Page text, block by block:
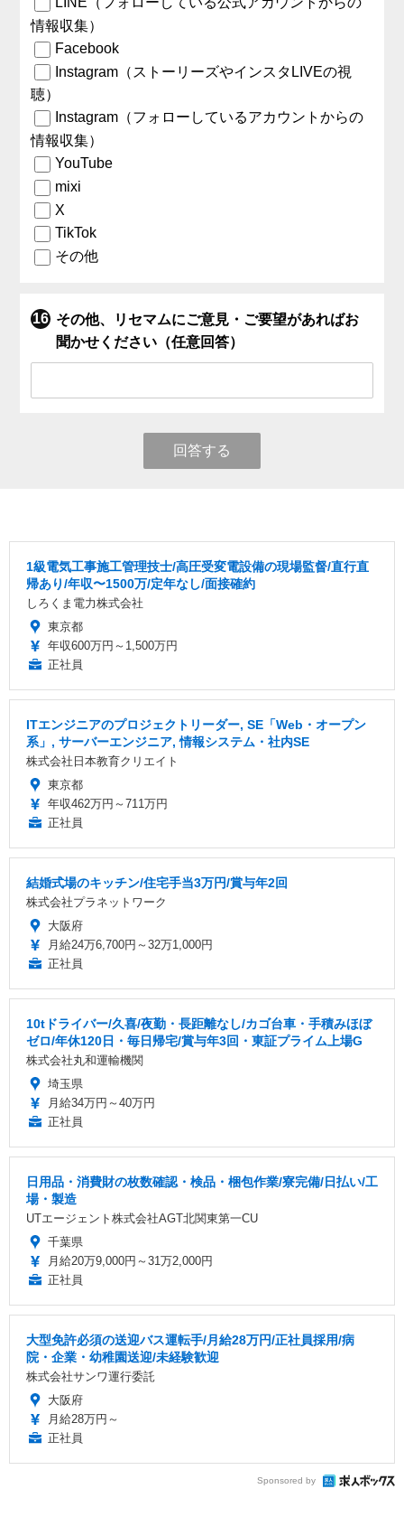
情報収集）
Facebook
Instagram（ストーリーズやインスタLIVEの視
聴）
Instagram（フォローしているアカウントからの
情報収集）
YouTube
mixi
X
TikTok
その他
その他、リセマムにご意見・ご要望があればお
聞かせください（任意回答）
回答する
1級電気工事施工管理技士/高圧受変電設備の現場監督/直行直
帰あり/年収〜1500万/定年なし/面接確約
しろくま電力株式会社
東京都
年収600万円～1,500万円
正社員
ITエンジニアのプロジェクトリーダー, SE「Web・オープン
系」, サーバーエンジニア, 情報システム・社内SE
株式会社日本教育クリエイト
東京都
年収462万円～711万円
正社員
結婚式場のキッチン/住宅手当3万円/賞与年2回
株式会社プラネットワーク
大阪府
月給24万6,700円～32万1,000円
正社員
10tドライバー/久喜/夜勤・長距離なし/カゴ台車・手積みほぼ
ゼロ/年休120日・毎日帰宅/賞与年3回・東証プライム上場G
株式会社丸和運輸機関
埼玉県
月給34万円～40万円
正社員
日用品・消費財の枚数確認・検品・梱包作業/寮完備/日払い/工
場・製造
UTエージェント株式会社AGT北関東第一CU
千葉県
月給20万9,000円～31万2,000円
正社員
大型免許必須の送迎バス運転手/月給28万円/正社員採用/病
院・企業・幼稚園送迎/未経験歓迎
株式会社サンワ運行委託
大阪府
月給28万円～
正社員
Sponsored by